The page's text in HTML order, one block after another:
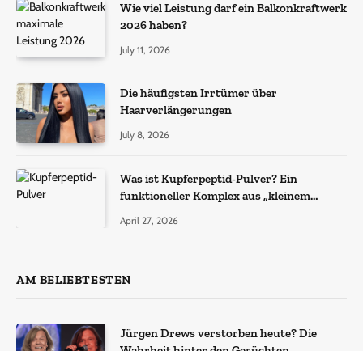
Wie viel Leistung darf ein Balkonkraftwerk
2026 haben?
July 11, 2026
Die häufigsten Irrtümer über
Haarverlängerungen
July 8, 2026
Was ist Kupferpeptid-Pulver? Ein
funktioneller Komplex aus „kleinem
April 27, 2026
AM BELIEBTESTEN
Jürgen Drews verstorben heute? Die